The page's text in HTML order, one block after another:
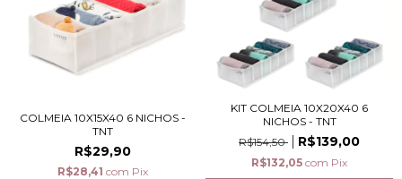
COLMEIA 10X15X40 6 NICHOS -
TNT
R$29,90
R$28,41 com Pix
KIT COLMEIA 10X20X40 6
NICHOS - TNT
R$154,50
R$139,00
R$132,05 com Pix